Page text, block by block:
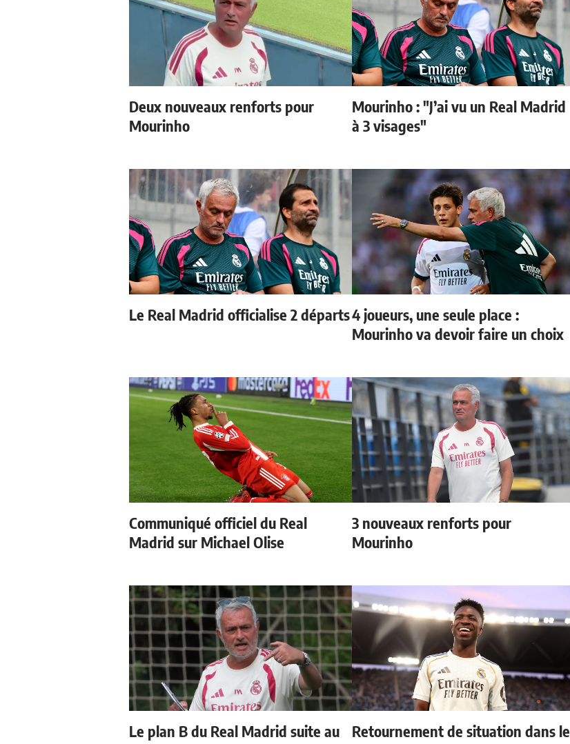
Deux nouveaux renforts pour
Mourinho
Mourinho : "J’ai vu un Real Madrid
à 3 visages"
Le Real Madrid officialise 2 départs4 joueurs, une seule place :
Mourinho va devoir faire un choix
Communiqué officiel du Real
Madrid sur Michael Olise
3 nouveaux renforts pour
Mourinho
Le plan B du Real Madrid suite au
Retournement de situation dans le